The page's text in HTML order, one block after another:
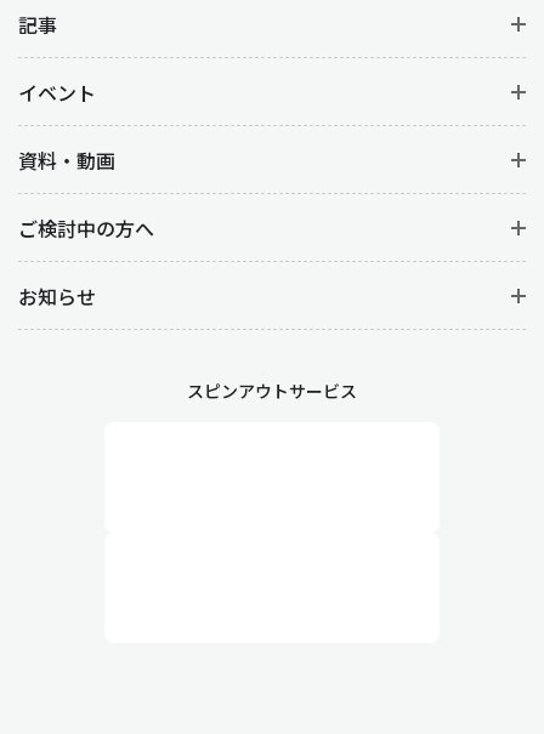
記事
イベント
資料・動画
ご検討中の方へ
お知らせ
スピンアウトサービス